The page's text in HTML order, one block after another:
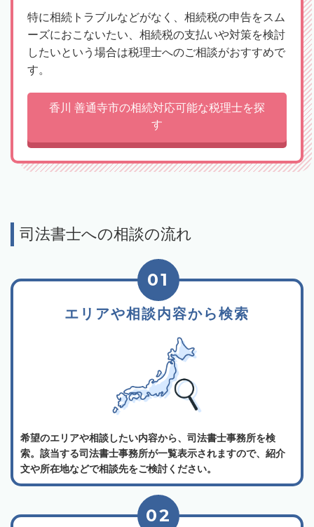
特に相続トラブルなどがなく、相続税の申告をスム
ーズにおこないたい、相続税の支払いや対策を検討
したいという場合は税理士へのご相談がおすすめで
す。
香川 善通寺市の相続対応可能な税理士を探
す
司法書士への相談の流れ
エリアや相談内容から検索
01
希望のエリアや相談したい内容から、司法書士事務所を検
索。該当する司法書士事務所が一覧表示されますので、紹介
文や所在地などで相談先をご検討ください。
02